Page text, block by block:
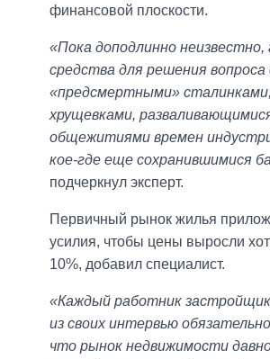
финансовой плоскости.
«Пока доподлинно неизвестно,
средства для решения вопроса
«предсмертными» сталинками,
хрущевками,
общежитиями времен
кое-где еще сохранившимися
подчеркнул эксперт.
Первичный рынок жилья
усилия, чтобы цены выросли
10%, добавил специалист.
«Каждый работник
из своих интервью
что рынок недвижимости